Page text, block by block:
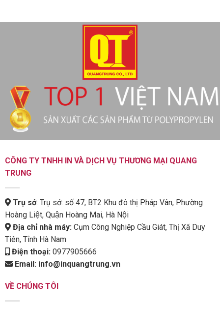
CÔNG TY TNHH IN VÀ DỊCH VỤ THƯƠNG MẠI QUANG
TRUNG
Trụ sở: Trụ sở: số 47, BT2 Khu đô thị Pháp Vân, Phường
Hoàng Liệt, Quận Hoàng Mai, Hà Nội
Địa chỉ nhà máy: Cụm Công Nghiệp Cầu Giát, Thị Xã Duy
Tiên, Tỉnh Hà Nam
Điện thoại: 0977905666
Email: info@inquangtrung.vn
VỀ CHÚNG TÔI